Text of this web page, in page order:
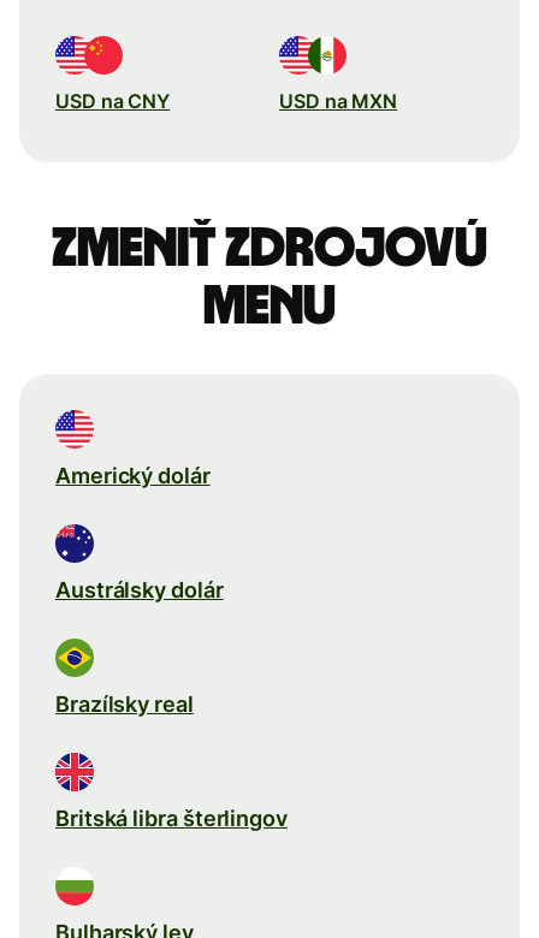
USD na CNY USD na MXN
Zmeniť zdrojovú
menu
Americký dolár
Austrálsky dolár
Brazílsky real
Britská libra šterlingov
Bulharský lev